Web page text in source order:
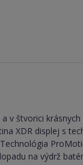
v štvorici
XDR displej s
na výdrž